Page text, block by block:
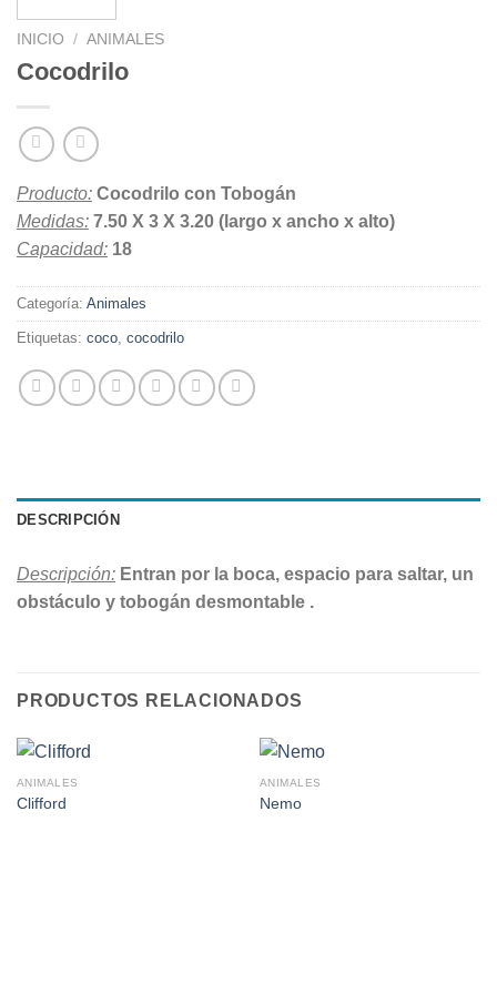
INICIO / ANIMALES
Cocodrilo
Producto: Cocodrilo con Tobogán
Medidas: 7.50 X 3 X 3.20 (largo x ancho x alto)
Capacidad: 18
Categoría: Animales
Etiquetas: coco cocodrilo
DESCRIPCIÓN
Descripción: Entran por la boca, espacio para saltar, un
obstáculo y tobogán desmontable .
PRODUCTOS RELACIONADOS
ANIMALES
Clifford
ANIMALES
Nemo